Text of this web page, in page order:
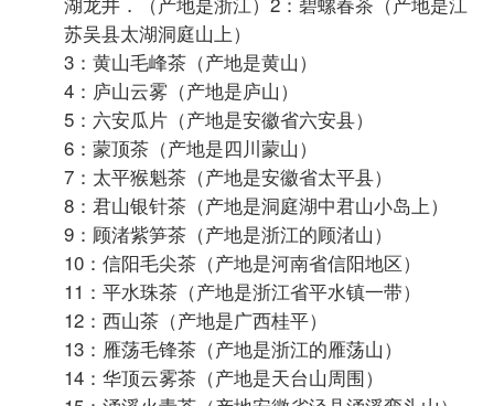
根据中国茶叶学术界多数学者的意见，
为基本茶类和再加工茶类两大部分。
基本茶类分为六大类，是以茶鲜叶为原料，经过不
同的制造（加工）过程形成的不同品质成品茶的类
别。分为：绿茶、黄茶、白茶、黑茶、乌龙茶、红
茶；再加工茶类分为花茶、香料茶、紧压茶、萃取
茶、果味茶、药用保健茶、含茶饮料。
下图是一个详细的分类图